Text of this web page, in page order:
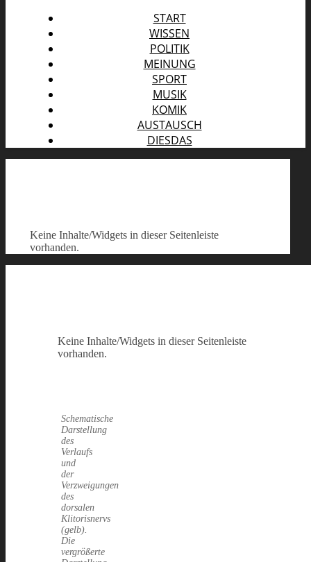
START
WISSEN
POLITIK
MEINUNG
SPORT
MUSIK
KOMIK
AUSTAUSCH
DIESDAS
Keine Inhalte/Widgets in dieser Seitenleiste
vorhanden.
Keine Inhalte/Widgets in dieser Seitenleiste
vorhanden.
Schematische
Darstellung
des
Verlaufs
und
der
Verzweigungen
des
dorsalen
Klitorisnervs
(gelb).
Die
vergrößerte